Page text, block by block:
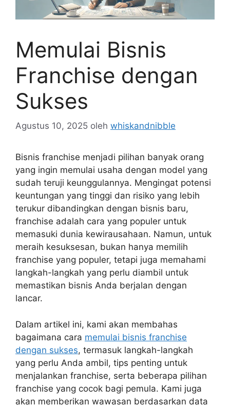
Memulai Bisnis
Franchise dengan
Sukses
Agustus 10, 2025 oleh whiskandnibble
Bisnis franchise menjadi pilihan banyak orang
yang ingin memulai usaha dengan model yang
sudah teruji keunggulannya. Mengingat potensi
keuntungan yang tinggi dan risiko yang lebih
terukur dibandingkan dengan bisnis baru,
franchise adalah cara yang populer untuk
memasuki dunia kewirausahaan. Namun, untuk
meraih kesuksesan, bukan hanya memilih
franchise yang populer, tetapi juga memahami
langkah-langkah yang perlu diambil untuk
memastikan bisnis Anda berjalan dengan
lancar.
Dalam artikel ini, kami akan membahas
bagaimana cara memulai bisnis franchise
dengan sukses, termasuk langkah-langkah
yang perlu Anda ambil, tips penting untuk
menjalankan franchise, serta beberapa pilihan
franchise yang cocok bagi pemula. Kami juga
akan memberikan wawasan berdasarkan data